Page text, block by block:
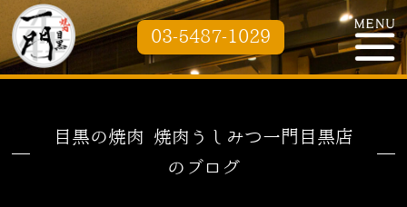
03-5487-1029
目黒の焼肉 焼肉うしみつ一門目黒店
のブログ